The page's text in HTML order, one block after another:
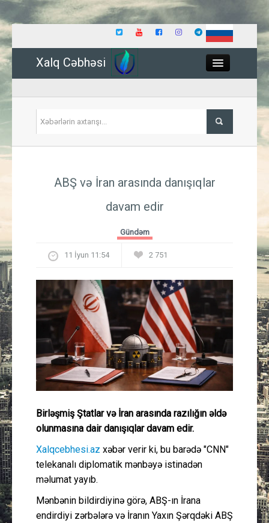
Xalq Cəbhəsi
İqtisadiyyat
Güney Azərbaycan
Mədəniyyət
Müsahibə
İdman
Cəmiyyət
Peşə etikası
ABŞ və İran arasında danışıqlar
davam edir
Gündəm
11 İyun 11:54 2 751
Birləşmiş Ştatlar və İran arasında razılığın əldə
olunmasına dair danışıqlar davam edir.
Xalqcebhesi.az xəbər verir ki, bu barədə "CNN"
telekanalı diplomatik mənbəyə istinadən
məlumat yayıb.
Mənbənin bildirdiyinə görə, ABŞ-ın İrana
endirdiyi zərbələrə və İranın Yaxın Şərqdəki ABŞ